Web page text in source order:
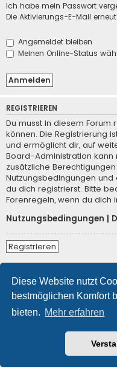
Diese Website nutzt
bestmöglichen Komfort
bieten. Mehr erfahren
Ich habe mein Passwort
Die Aktivierungs-E-Mail
Angemeldet bleiben
Meinen Online-Status
REGISTRIEREN
Du musst in diesem Forum
können. Die Registrierung
und ermöglicht dir, auf
Board-Administration kann
zusätzliche
Nutzungsbedingungen
du dich registrierst. Bitte
Forenregeln, wenn du dich
Nutzungsbedingungen
Registrieren
Startseite Foren-